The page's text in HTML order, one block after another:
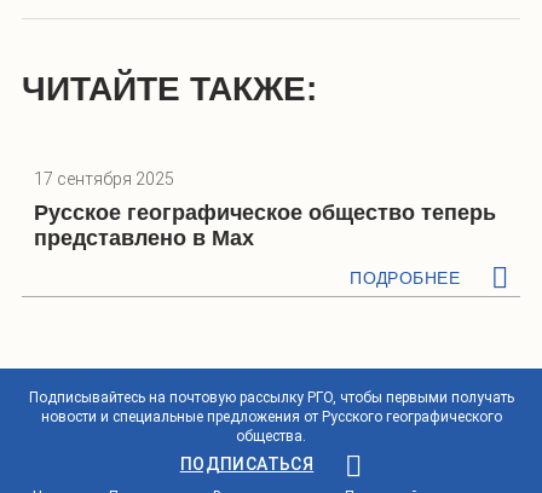
ЧИТАЙТЕ ТАКЖЕ:
17 сентября 2025
Русское географическое общество теперь
представлено в Max
ПОДРОБНЕЕ
Подписывайтесь на почтовую рассылку РГО, чтобы первыми получать
новости и специальные предложения от Русского географического
общества.
ПОДПИСАТЬСЯ